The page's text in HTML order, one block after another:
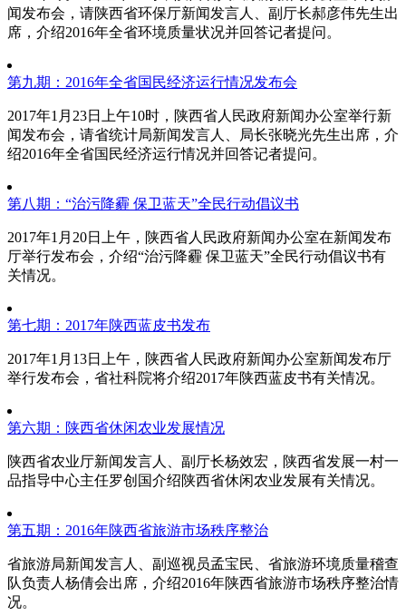
闻发布会，请陕西省环保厅新闻发言人、副厅长郝彦伟先生出
席，介绍2016年全省环境质量状况并回答记者提问。
第九期：2016年全省国民经济运行情况发布会
2017年1月23日上午10时，陕西省人民政府新闻办公室举行新
闻发布会，请省统计局新闻发言人、局长张晓光先生出席，介
绍2016年全省国民经济运行情况并回答记者提问。
第八期：“治污降霾 保卫蓝天”全民行动倡议书
2017年1月20日上午，陕西省人民政府新闻办公室在新闻发布
厅举行发布会，介绍“治污降霾 保卫蓝天”全民行动倡议书有
关情况。
第七期：2017年陕西蓝皮书发布
2017年1月13日上午，陕西省人民政府新闻办公室新闻发布厅
举行发布会，省社科院将介绍2017年陕西蓝皮书有关情况。
第六期：陕西省休闲农业发展情况
陕西省农业厅新闻发言人、副厅长杨效宏，陕西省发展一村一
品指导中心主任罗创国介绍陕西省休闲农业发展有关情况。
第五期：2016年陕西省旅游市场秩序整治
省旅游局新闻发言人、副巡视员孟宝民、省旅游环境质量稽查
队负责人杨倩会出席，介绍2016年陕西省旅游市场秩序整治情
况。